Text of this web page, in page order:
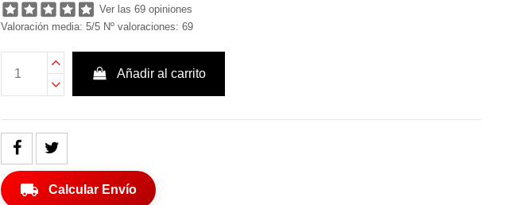
Ver las 69 opiniones
Valoración media: 5/5 Nº valoraciones: 69
Añadir al carrito
local_shipping Calcular Envío